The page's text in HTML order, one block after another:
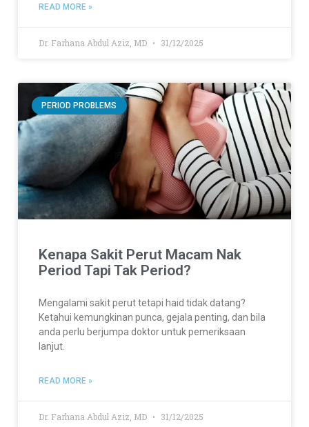
READ MORE »
Dr. Farhana Abdul Aziz, MD 31/12/2025
PERIOD PROBLEMS
Kenapa Sakit Perut Macam Nak
Period Tapi Tak Period?
Mengalami sakit perut tetapi haid tidak datang?
Ketahui kemungkinan punca, gejala penting, dan bila
anda perlu berjumpa doktor untuk pemeriksaan
lanjut.
READ MORE »
Dr. Farhana Abdul Aziz, MD 31/12/2025